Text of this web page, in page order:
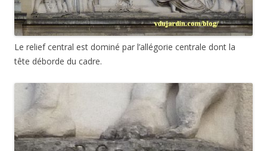
Le relief central est dominé par l’allégorie centrale dont la
tête déborde du cadre.